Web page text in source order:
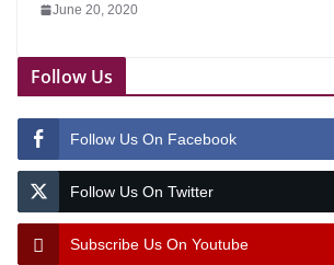
June 20, 2020
Follow Us
Follow Us On Facebook
Follow Us On Twitter
Subscribe Us On Youtube